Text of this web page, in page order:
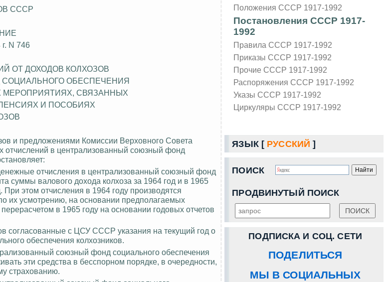
Положения СССР 1917-1992
Постановления СССР 1917-
1992
Правила СССР 1917-1992
Приказы СССР 1917-1992
Прочие СССР 1917-1992
Распоряжения СССР 1917-1992
Указы СССР 1917-1992
Циркуляры СССР 1917-1992
ЯЗЫК [ РУССКИЙ ]
ПОИСК
ПРОДВИНУТЫЙ ПОИСК
ПОДПИСКА И СОЦ. СЕТИ
ПОДЕЛИТЬСЯ
МЫ В СОЦИАЛЬНЫХ
СССР
N 746
ОТ ДОХОДОВ КОЛХОЗОВ
ОБЕСПЕЧЕНИЯ
МЕРОПРИЯТИЯХ, СВЯЗАННЫХ
И ПОСОБИЯХ
и предложениями Комиссии Верховного Совета
отчислений в централизованный союзный фонд
отчисления в централизованный союзный фонд
суммы валового дохода колхоза за 1964 год и в 1965
этом отчисления в 1964 году производятся
их усмотрению, на основании предполагаемых
в 1965 году на основании годовых отчетов
согласованные с ЦСУ СССР указания на текущий год о
обеспечения колхозников.
союзный фонд социального обеспечения
эти средства в бесспорном порядке, в очередности,
страхованию.